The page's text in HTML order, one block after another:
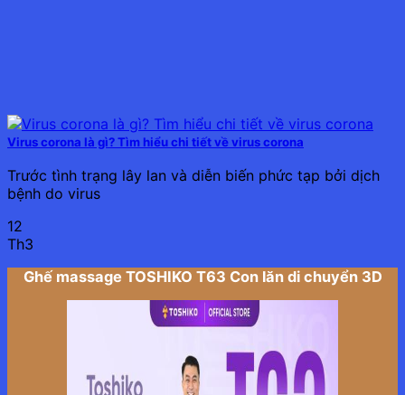
Virus corona là gì? Tìm hiểu chi tiết về virus corona
Trước tình trạng lây lan và diễn biến phức tạp bởi dịch
bệnh do virus
12
Th3
Ghế massage TOSHIKO T63 Con lăn di chuyển 3D